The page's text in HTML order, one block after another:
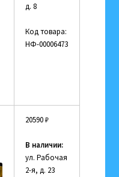
д. 8
Код товара:
НФ-00006473
20590₽
В наличии:
ул. Рабочая
2-я, д. 23